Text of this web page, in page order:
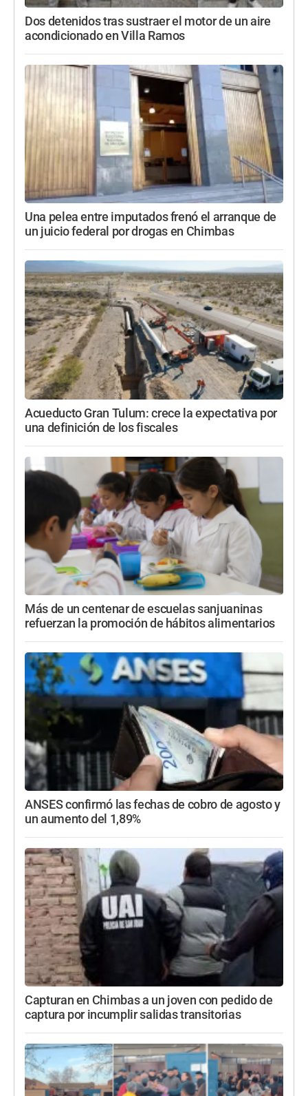
Dos detenidos tras sustraer el motor de un aire
acondicionado en Villa Ramos
Una pelea entre imputados frenó el arranque de
un juicio federal por drogas en Chimbas
Acueducto Gran Tulum: crece la expectativa por
una definición de los fiscales
Más de un centenar de escuelas sanjuaninas
refuerzan la promoción de hábitos alimentarios
ANSES confirmó las fechas de cobro de agosto y
un aumento del 1,89%
Capturan en Chimbas a un joven con pedido de
captura por incumplir salidas transitorias